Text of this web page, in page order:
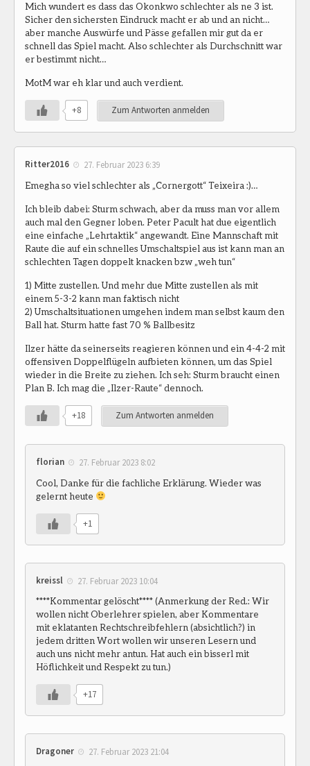
Mich wundert es dass das Okonkwo schlechter als ne 3 ist.
Sicher den sichersten Eindruck macht er ab und an nicht…
aber manche Auswürfe und Pässe gefallen mir gut da er
schnell das Spiel macht. Also schlechter als Durchschnitt war
er bestimmt nicht…
MotM war eh klar und auch verdient.
+8 Zum Antworten anmelden
Ritter2016 27. Februar 2023 6:39
Emegha so viel schlechter als „Cornergott“ Teixeira :)…
Ich bleib dabei: Sturm schwach, aber da muss man vor allem
auch mal den Gegner loben. Peter Pacult hat due eigentlich
eine einfache „Lehrtaktik“ angewandt. Eine Mannschaft mit
Raute die auf ein schnelles Umschaltspiel aus ist kann man an
schlechten Tagen doppelt knacken bzw „weh tun“
1) Mitte zustellen. Und mehr due Mitte zustellen als mit
einem 5-3-2 kann man faktisch nicht
2) Umschaltsituationen umgehen indem man selbst kaum den
Ball hat. Sturm hatte fast 70 % Ballbesitz
Ilzer hätte da seinerseits reagieren können und ein 4-4-2 mit
offensiven Doppelflügeln aufbieten können, um das Spiel
wieder in die Breite zu ziehen. Ich seh: Sturm braucht einen
Plan B. Ich mag die „Ilzer-Raute“ dennoch.
+18 Zum Antworten anmelden
florian 27. Februar 2023 8:02
Cool, Danke für die fachliche Erklärung. Wieder was
gelernt heute
+1
kreissl 27. Februar 2023 10:04
****Kommentar gelöscht**** (Anmerkung der Red.: Wir
wollen nicht Oberlehrer spielen, aber Kommentare
mit eklatanten Rechtschreibfehlern (absichtlich?) in
jedem dritten Wort wollen wir unseren Lesern und
auch uns nicht mehr antun. Hat auch ein bisserl mit
Höflichkeit und Respekt zu tun.)
+17
Dragoner 27. Februar 2023 21:04